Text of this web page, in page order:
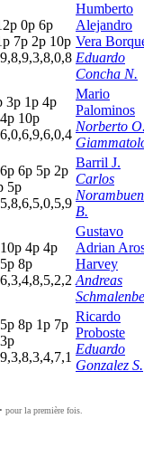
0p 6p
p 7p 2p 10p
Humberto
Alejandro
Vera
Eduardo
Concha N.
3p 1p 4p
4p 10p
Mario
Palominos
Norberto
6p 6p 5p 2p
5p
Barril J.
Carlos
B.
10p 4p 4p
5p 8p
Gustavo
Adrian
Harvey
Andreas
5p 8p 1p 7p
3p
Ricardo
Proboste
Eduardo
Gonzalez S.
pour la première fois.